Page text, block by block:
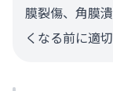
膜裂傷、角膜
くなる前に適